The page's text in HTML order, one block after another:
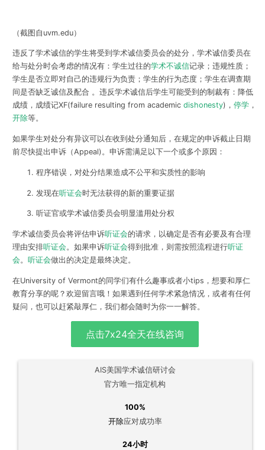
（截图自uvm.edu）
违反了学术诚信的学生将受到学术诚信委员会的处分，学术诚信委员在
给与处分时会考虑的情况有：学生过往的学术不诚信记录；违规性质；
学生是否立即对自己的违规行为负责；学生的行为态度；学生在调查期
间是否缺乏诚信及配合 。违反学术诚信后学生可能受到的制裁有： 降低
成绩，成绩记XF(failure resulting from academic dishonesty)， 停学，
开除等。
如果学生对处分有异议可以在收到处分通知后，在规定的申诉截止日期
前尽快提出申诉（Appeal)。申诉需满足以下一个或多个原因：
程序错误，对处分结果造成不公平和实质性的影响
发现在听证会时无法获得的新的重要证据
听证官或学术诚信委员会明显滥用处分权
学术诚信委员会将评估申诉听证会的请求，以确定是否有必要及有合理
理由安排听证会。如果申诉听证会得到批准，则需按照流程进行听证
会。 听证会做出的决定是最终决定。
在University of Vermont的同学们有什么趣事或者小tips，想要和厚仁
教育分享的呢？欢迎留言哦！如果遇到任何学术紧急情况，或者有任何
疑问，也可以赶紧敲厚仁，我们都会随时为你一一解答。
点击7x24全天在线咨询
AIS美国学术诚信研讨会
官方唯一指定机构
100%
开除应对成功率
24小时